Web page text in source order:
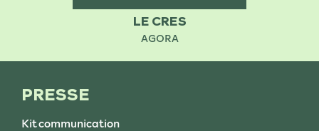
LE CRES
AGORA
PRESSE
Kit communication